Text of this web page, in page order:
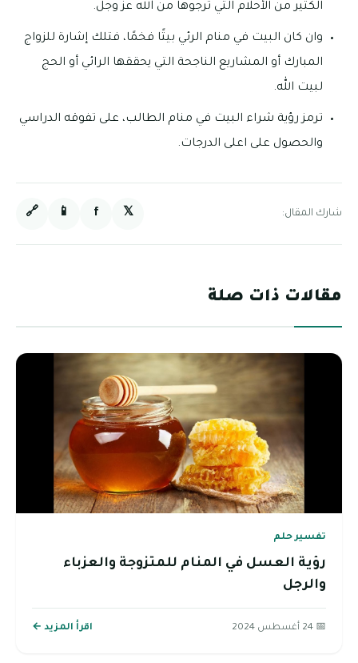
الكثير من الأحلام التي ترجوها من الله عز وجل.
وان كان البيت في منام الرئي بيتًا فخمًا، فتلك إشارة للزواج
المبارك أو المشاريع الناجحة التي يحققها الرائي أو الحج
لبيت الله.
ترمز رؤية شراء البيت في منام الطالب، على تفوقه الدراسي
والحصول على اعلى الدرجات.
شارك المقال: 𝕏
f
📱
🔗
مقالات ذات صلة
تفسير حلم
رؤية العسل في المنام للمتزوجة والعزباء
والرجل
📅 24 أغسطس 2024 اقرأ المزيد ←